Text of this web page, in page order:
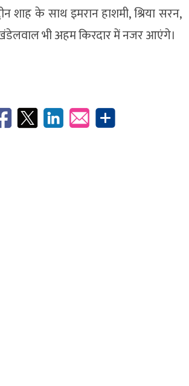
शाह के साथ इमरान हाशमी, श्रिया सरन,
खंडेलवाल भी अहम किरदार में नजर आएंगे।